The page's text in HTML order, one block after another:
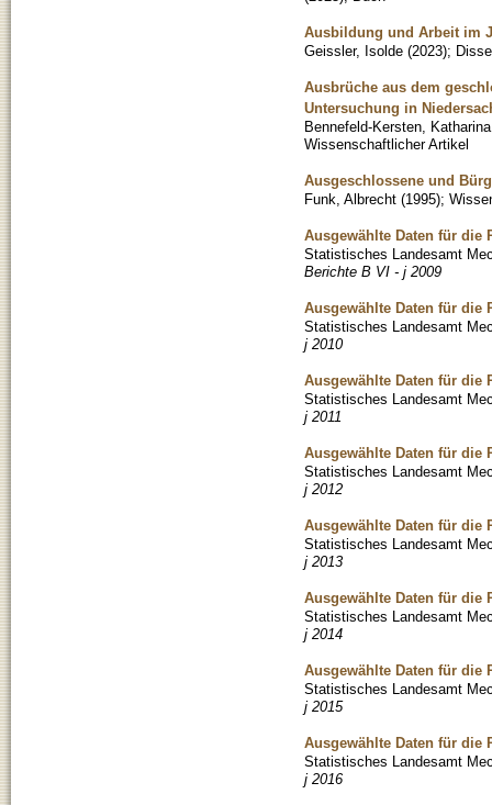
Ausbildung und Arbeit im
Geissler, Isolde (2023);
Ausbrüche aus dem
Untersuchung in
Bennefeld-Kersten, Katharina
Wissenschaftlicher Artikel
Ausgeschlossene und
Funk, Albrecht (1995);
Ausgewählte Daten für die
Statistisches Landesamt
Berichte B VI - j 2009
Ausgewählte Daten für die
Statistisches Landesamt
j 2010
Ausgewählte Daten für die
Statistisches Landesamt
j 2011
Ausgewählte Daten für die
Statistisches Landesamt
j 2012
Ausgewählte Daten für die
Statistisches Landesamt
j 2013
Ausgewählte Daten für die
Statistisches Landesamt
j 2014
Ausgewählte Daten für die
Statistisches Landesamt
j 2015
Ausgewählte Daten für die
Statistisches Landesamt
j 2016